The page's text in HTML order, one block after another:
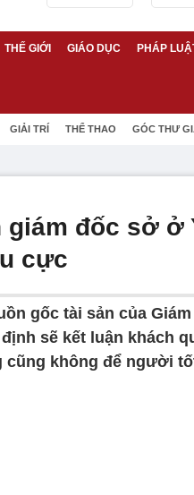
THẾ GIỚI GIÁO DỤC PHÁP
GIẢI TRÍ THỂ THAO GÓC THƯ
giám đốc sở ở
cực
gốc tài sản của
sẽ kết luận khách
cũng không để người